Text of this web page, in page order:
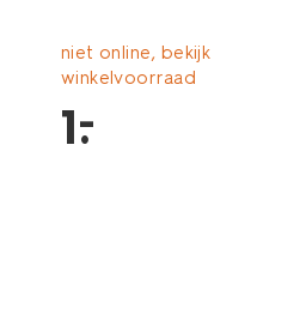
niet online, bekijk
winkelvoorraad
1.
–